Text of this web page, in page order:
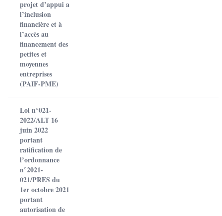
projet d’appui a
l’inclusion
financière et à
l’accès au
financement des
petites et
moyennes
entreprises
(PAIF-PME)
Loi n°021-
2022/ALT 16
juin 2022
portant
ratification de
l’ordonnance
n°2021-
021/PRES du
1er octobre 2021
portant
autorisation de